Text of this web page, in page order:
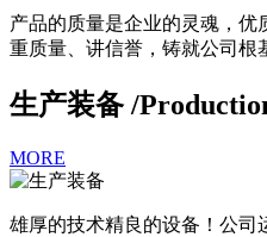
产品的质量是企业的灵魂，优
重质量、讲信誉，铸就公司根
生产装备 /
MORE
雄厚的技术精良的设备！公司